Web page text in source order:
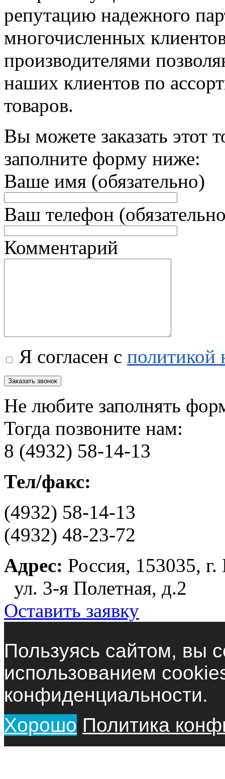
репутацию надежного
многочисленных
производителями
наших клиентов по
товаров.
Вы можете заказать этот
заполните форму ниже:
Ваше имя (обязательно)
Ваш телефон
Комментарий
Я согласен с политикой
Не любите заполнять
Тогда позвоните нам:
8 (4932) 58-14-13
Тел/факс:
(4932) 58-14-13
(4932) 48-23-72
Адрес: Россия, 153035,
ул. 3-я Полетная, д.2
Оставить заявку
Пользуясь сайтом, вы
использованием
конфиденциальности.
Хорошо Политика